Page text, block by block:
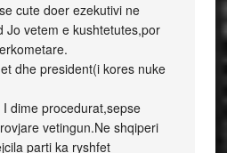
cute doer ezekutivi ne
Jo vetem e kushtetutes,por
dhe president(i kores nuke
dime procedurat,sepse
vetingun.Ne shqiperi
parti ka ryshfet